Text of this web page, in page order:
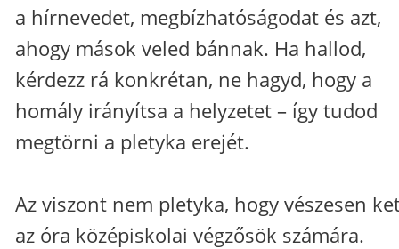
a hírnevedet, megbízhatóságodat és azt,
ahogy mások veled bánnak. Ha hallod,
kérdezz rá konkrétan, ne hagyd, hogy a
homály irányítsa a helyzetet – így tudod
megtörni a pletyka erejét.
Az viszont nem pletyka, hogy vészesen
az óra középiskolai végzősök számára.